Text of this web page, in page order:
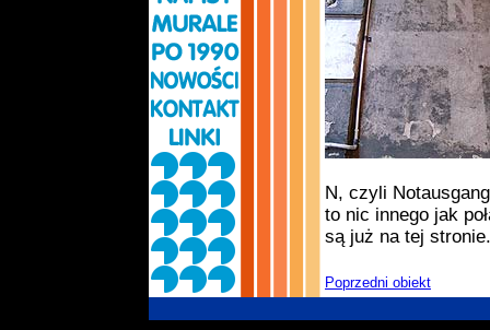
N, czyli
to nic innego jak
są już na tej
Poprzedni obiekt